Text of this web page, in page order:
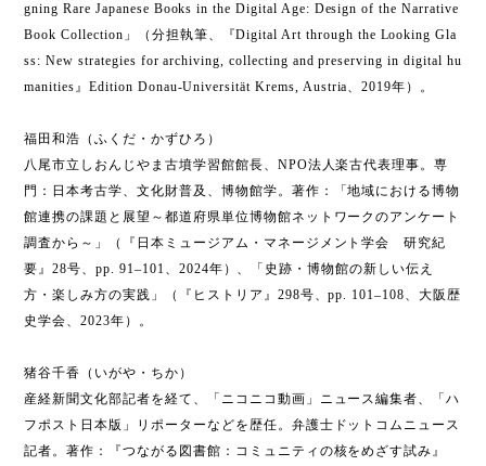
gning Rare Japanese Books in the Digital Age: Design of the Narrative
Book Collection」（分担執筆、『Digital Art through the Looking Gla
ss: New strategies for archiving, collecting and preserving in digital hu
manities』Edition Donau-Universität Krems, Austria、2019年）。
福田和浩（ふくだ・かずひろ）
八尾市立しおんじやま古墳学習館館長、NPO法人楽古代表理事。専
門：日本考古学、文化財普及、博物館学。著作：「地域における博物
館連携の課題と展望～都道府県単位博物館ネットワークのアンケート
調査から～」（『日本ミュージアム・マネージメント学会 研究紀
要』28号、pp. 91–101、2024年）、「史跡・博物館の新しい伝え
方・楽しみ方の実践」（『ヒストリア』298号、pp. 101–108、大阪歴
史学会、2023年）。
猪谷千香（いがや・ちか）
産経新聞文化部記者を経て、「ニコニコ動画」ニュース編集者、「ハ
フポスト日本版」リポーターなどを歴任。弁護士ドットコムニュース
記者。著作：『つながる図書館：コミュニティの核をめざす試み』